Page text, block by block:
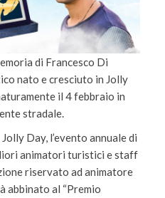
di Francesco Di
nato e cresciuto in Jolly
il 4 febbraio in
stradale.
Day, l’evento annuale di
animatori turistici e staff
riservato ad animatore
abbinato al “Premio